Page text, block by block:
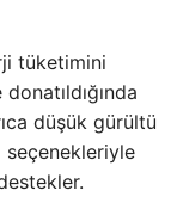
tüketimini
düşük gürültü